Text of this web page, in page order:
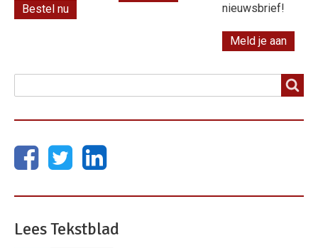
Bestel nu
nieuwsbrief!
Meld je aan
Lees Tekstblad